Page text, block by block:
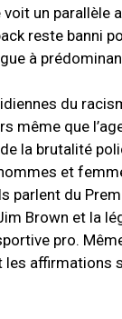
un parallèle
reste banni
à
du
même que
la brutalité
et
parlent du
Brown et la
pro.
les affirmations